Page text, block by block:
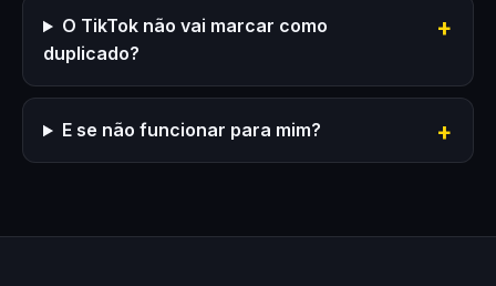
O TikTok não vai marcar como
duplicado?
E se não funcionar para mim?